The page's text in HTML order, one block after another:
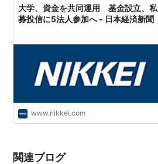
大学、資金を共同運用 基金設立、私
募投信に5法人参加へ - 日本経済新聞
www.nikkei.com
関連ブログ